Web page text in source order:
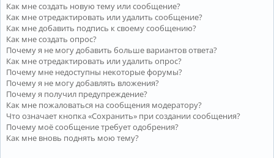
Как мне создать новую тему или сообщение?
Как мне отредактировать или удалить сообщение?
Как мне добавить подпись к своему сообщению?
Как мне создать опрос?
Почему я не могу добавить больше вариантов ответа?
Как мне отредактировать или удалить опрос?
Почему мне недоступны некоторые форумы?
Почему я не могу добавлять вложения?
Почему я получил предупреждение?
Как мне пожаловаться на сообщения модератору?
Что означает кнопка «Сохранить» при создании сообщения?
Почему моё сообщение требует одобрения?
Как мне вновь поднять мою тему?